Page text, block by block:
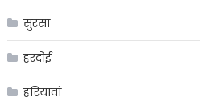
सुरसा
हरदोई
हरियावां